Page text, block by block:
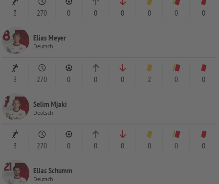
3 270 0 0 0 0 0 0
Elias Meyer
Deutsch
3 270 0 0 0 2 0 0
Selim Mjaki
Deutsch
3 270 0 0 0 0 0 0
Elias Schumm
Deutsch